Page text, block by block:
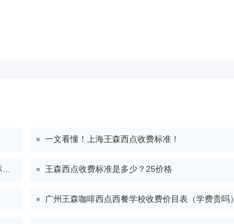
一文看懂！上海王森西点收费标准！
王森西点收费标准是多少？25价格
广州王森咖啡西点西餐学校收费价目表（学费贵吗）